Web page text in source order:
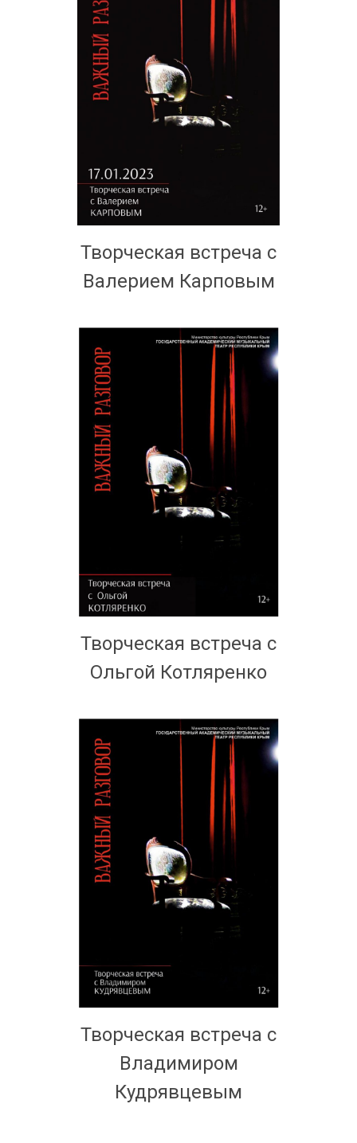
Творческая встреча с
Валерием Карповым
Творческая встреча с
Ольгой Котляренко
Творческая встреча с
Владимиром
Кудрявцевым